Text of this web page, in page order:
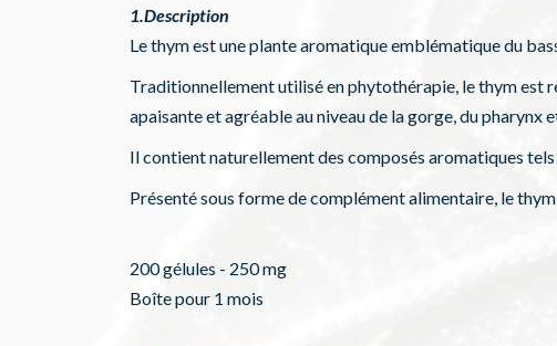
1.Description
Le thym est une plante aromatique emblématique du
Traditionnellement utilisé en phytothérapie, le thym est
apaisante et agréable au niveau de la gorge, du pharynx
Il contient naturellement des composés aromatiques
Présenté sous forme de complément alimentaire, le
200 gélules - 250 mg
Boîte pour 1 mois